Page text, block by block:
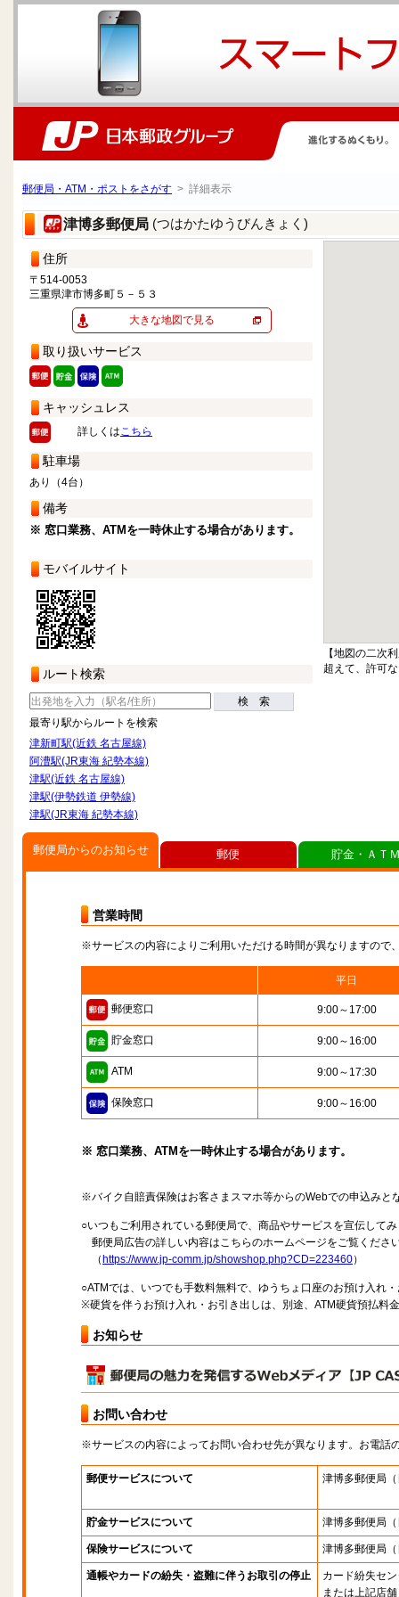
郵便局・ATM・ポストをさがす > 詳細表示
津博多郵便局 (つはかたゆうびんきょく)
住所
〒514-0053
三重県津市博多町５－５３
大きな地図で見る
取り扱いサービス
キャッシュレス
詳しくはこちら
駐車場
あり（4台）
備考
※ 窓口業務、ATMを一時休止する場合があります。
モバイルサイト
ルート検索
検 索
最寄り駅からルートを検索
津新町駅(近鉄 名古屋線)
阿漕駅(JR東海 紀勢本線)
津駅(近鉄 名古屋線)
津駅(伊勢鉄道 伊勢線)
津駅(JR東海 紀勢本線)
【地図の二次
超えて、許可
郵便局からのお知らせ
営業時間
※サービスの内容によりご利用いただける時間が異なりますので
平日
郵便窓口 9:00～17:00
貯金窓口 9:00～16:00
ATM 9:00～17:30
保険窓口 9:00～16:00
※ 窓口業務、ATMを一時休止する場合があります。
※バイク自賠責保険はお客さまスマホ等からのWebでの申込みと
○いつもご利用されている郵便局で、商品やサービスを宣伝して
郵便局広告の詳しい内容はこちらのホームページをご覧くださ
（ https://www.jp-comm.jp/showshop.php?CD=223460）
○ATMでは、いつでも手数料無料で、ゆうちょ口座のお預け入れ
※硬貨を伴うお預け入れ・お引き出しは、別途、ATM硬貨預払料
お知らせ
お問い合わせ
※サービスの内容によってお問い合わせ先が異なります。お電話
郵便サービスについて 津博多郵便局
貯金サービスについて 津博多郵便局
保険サービスについて 津博多郵便局
通帳やカードの紛失・盗難に伴うお取引の停止
カード紛失セ
または上記店舗
郵便 貯金・ＡＴ